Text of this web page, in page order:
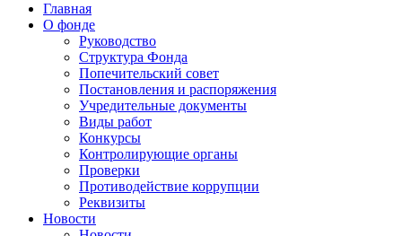
Главная
О фонде
Руководство
Структура Фонда
Попечительский совет
Постановления и распоряжения
Учредительные документы
Виды работ
Конкурсы
Контролирующие органы
Проверки
Противодействие коррупции
Реквизиты
Новости